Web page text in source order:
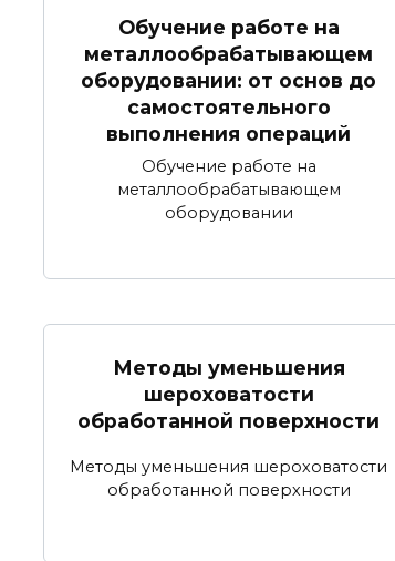
Обучение работе на
металлообрабатывающем
оборудовании: от основ до
самостоятельного
выполнения операций
Обучение работе на
металлообрабатывающем
оборудовании
Методы уменьшения
шероховатости
обработанной поверхности
Методы уменьшения шероховатости
обработанной поверхности